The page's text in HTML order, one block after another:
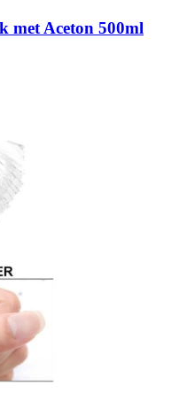
met Aceton 500ml